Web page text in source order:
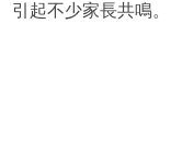
引起不少家長共鳴。